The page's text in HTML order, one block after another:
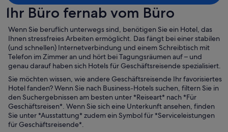
Ihr Büro fernab vom Büro
Wenn Sie beruflich unterwegs sind, benötigen Sie ein Hotel, das
Ihnen stressfreies Arbeiten ermöglicht. Das fängt bei einer stabilen
(und schnellen) Internetverbindung und einem Schreibtisch mit
Telefon im Zimmer an und hört bei Tagungsräumen auf – und
genau darauf haben sich Hotels für Geschäftsreisende spezialisiert.
Sie möchten wissen, wie andere Geschäftsreisende Ihr favorisiertes
Hotel fanden? Wenn Sie nach Business-Hotels suchen, filtern Sie in
den Suchergebnissen am besten unter *Reiseart* nach *Für
Geschäftsreisen*. Wenn Sie sich eine Unterkunft ansehen, finden
Sie unter *Ausstattung* zudem ein Symbol für *Serviceleistungen
für Geschäftsreisende*.